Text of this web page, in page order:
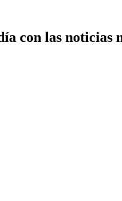
con las